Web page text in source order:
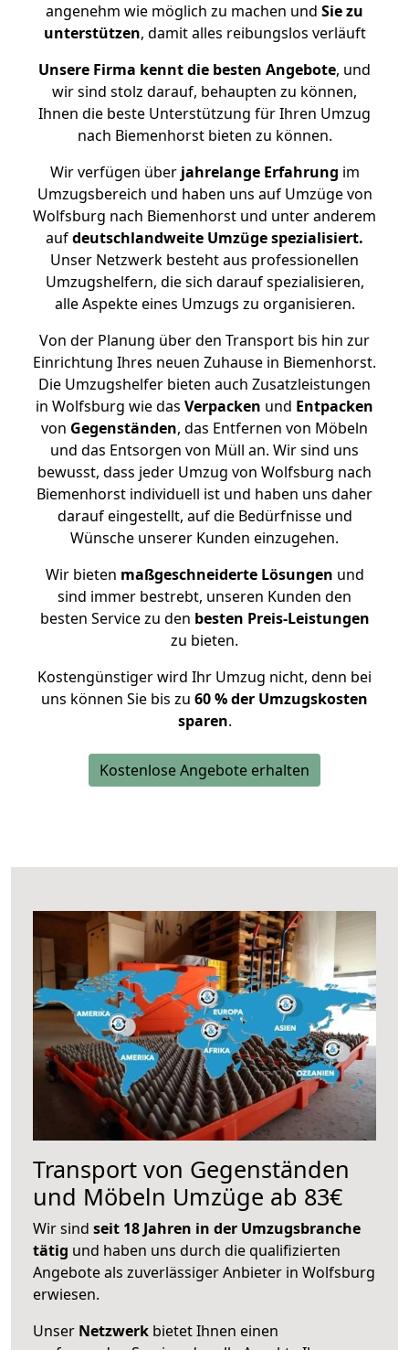
angenehm wie möglich zu machen und Sie zu
unterstützen, damit alles reibungslos verläuft
Unsere Firma kennt die besten Angebote, und
wir sind stolz darauf, behaupten zu können,
Ihnen die beste Unterstützung für Ihren Umzug
nach Biemenhorst bieten zu können.
Wir verfügen überjahrelange Erfahrung im
Umzugsbereich und haben uns auf Umzüge von
Wolfsburg nach Biemenhorst und unter anderem
aufdeutschlandweite Umzüge spezialisiert.
Unser Netzwerk besteht aus professionellen
Umzugshelfern, die sich darauf spezialisieren,
alle Aspekte eines Umzugs zu organisieren.
Von der Planung über den Transport bis hin zur
Einrichtung Ihres neuen Zuhause in Biemenhorst.
Die Umzugshelfer bieten auch Zusatzleistungen
in Wolfsburg wie das Verpacken und Entpacken
von Gegenständen, das Entfernen von Möbeln
und das Entsorgen von Müll an. Wir sind uns
bewusst, dass jeder Umzug von Wolfsburg nach
Biemenhorst individuell ist und haben uns daher
darauf eingestellt, auf die Bedürfnisse und
Wünsche unserer Kunden einzugehen.
Wir bieten maßgeschneiderte Lösungen und
sind immer bestrebt, unseren Kunden den
besten Service zu den besten Preis-Leistungen
zu bieten.
Kostengünstiger wird Ihr Umzug nicht, denn bei
uns können Sie bis zu 60 % der Umzugskosten
sparen.
Kostenlose Angebote erhalten
Transport von Gegenständen
und Möbeln Umzüge ab 83€
Wir sind seit 18 Jahren in der Umzugsbranche
tätig und haben uns durch die qualifizierten
Angebote als zuverlässiger Anbieter in Wolfsburg
erwiesen.
Unser Netzwerk bietet Ihnen einen